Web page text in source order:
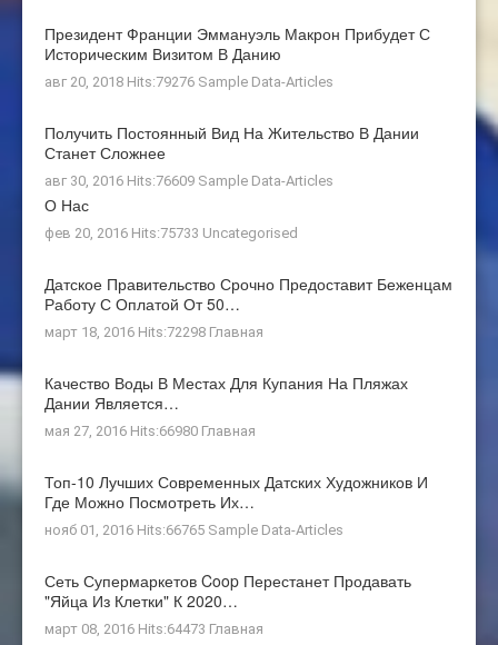
Президент Франции Эммануэль Макрон Прибудет С
Историческим Визитом В Данию
авг 20, 2018 Hits:79276 Sample Data-Articles
Получить Постоянный Вид На Жительство В Дании
Станет Сложнее
авг 30, 2016 Hits:76609 Sample Data-Articles
О Нас
фев 20, 2016 Hits:75733 Uncategorised
Датское Правительство Срочно Предоставит Беженцам
Работу С Оплатой От 50…
март 18, 2016 Hits:72298 Главная
Качество Воды В Местах Для Купания На Пляжах
Дании Является…
мая 27, 2016 Hits:66980 Главная
Топ-10 Лучших Современных Датских Художников И
Где Можно Посмотреть Их…
нояб 01, 2016 Hits:66765 Sample Data-Articles
Сеть Супермаркетов Coop Перестанет Продавать
"яйца Из Клетки" К 2020…
март 08, 2016 Hits:64473 Главная